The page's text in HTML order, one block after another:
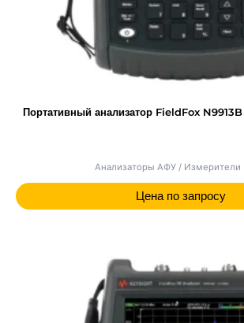
Цена по запросу
Анализаторы АФУ / Измерители
Портативный анализатор FieldFox